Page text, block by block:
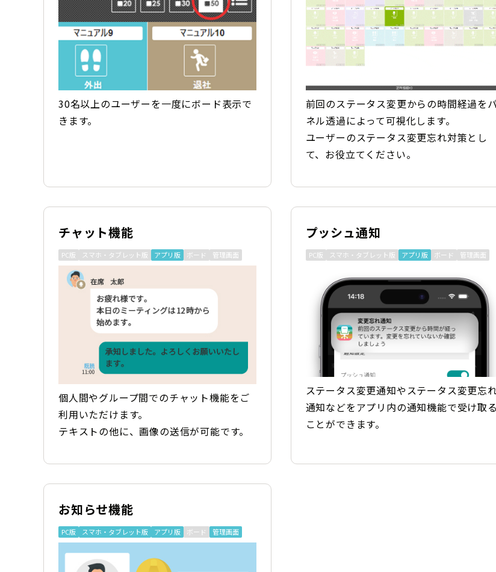
30名以上のユーザーを一度にボード表示で
きます。
前回のステータス変更からの時間経過を
ネル透過によって可視化します。
ユーザーのステータス変更忘れ対策とし
て、お役立てください。
チャット機能
PC版 スマホ・タブレット版 アプリ版 ボード 管理画面
個人間やグループ間でのチャット機能をご
利用いただけます。
テキストの他に、画像の送信が可能です。
プッシュ通知
PC版 スマホ・タブレット版 アプリ版 ボード 管理画面
ステータス変更通知やステータス変更忘
通知などをアプリ内の通知機能で受け取る
ことができます。
お知らせ機能
PC版 スマホ・タブレット版 アプリ版 ボード 管理画面